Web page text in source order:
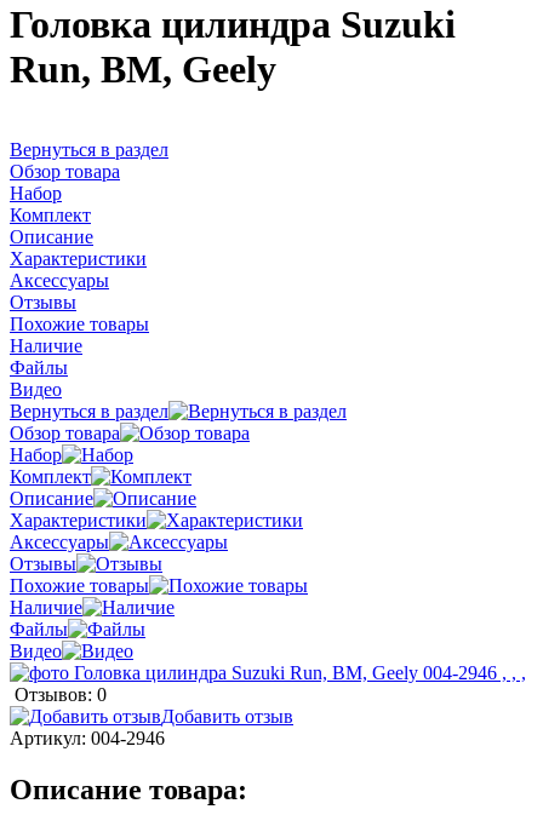
Головка цилиндра Suzuki
Run, BM, Geely
Вернуться в раздел
Обзор товара
Набор
Комплект
Описание
Характеристики
Аксессуары
Отзывы
Похожие товары
Наличие
Файлы
Видео
Вернуться в раздел
Обзор товара
Набор
Комплект
Описание
Характеристики
Аксессуары
Отзывы
Похожие товары
Наличие
Файлы
Видео
Отзывов: 0
Добавить отзыв
Артикул: 004-2946
Описание товара: